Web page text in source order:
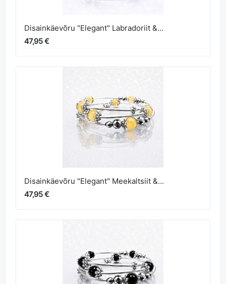
Disainkäevõru "Elegant" Labradoriit &...
47,95 €
Disainkäevõru "Elegant" Meekaltsiit &...
47,95 €